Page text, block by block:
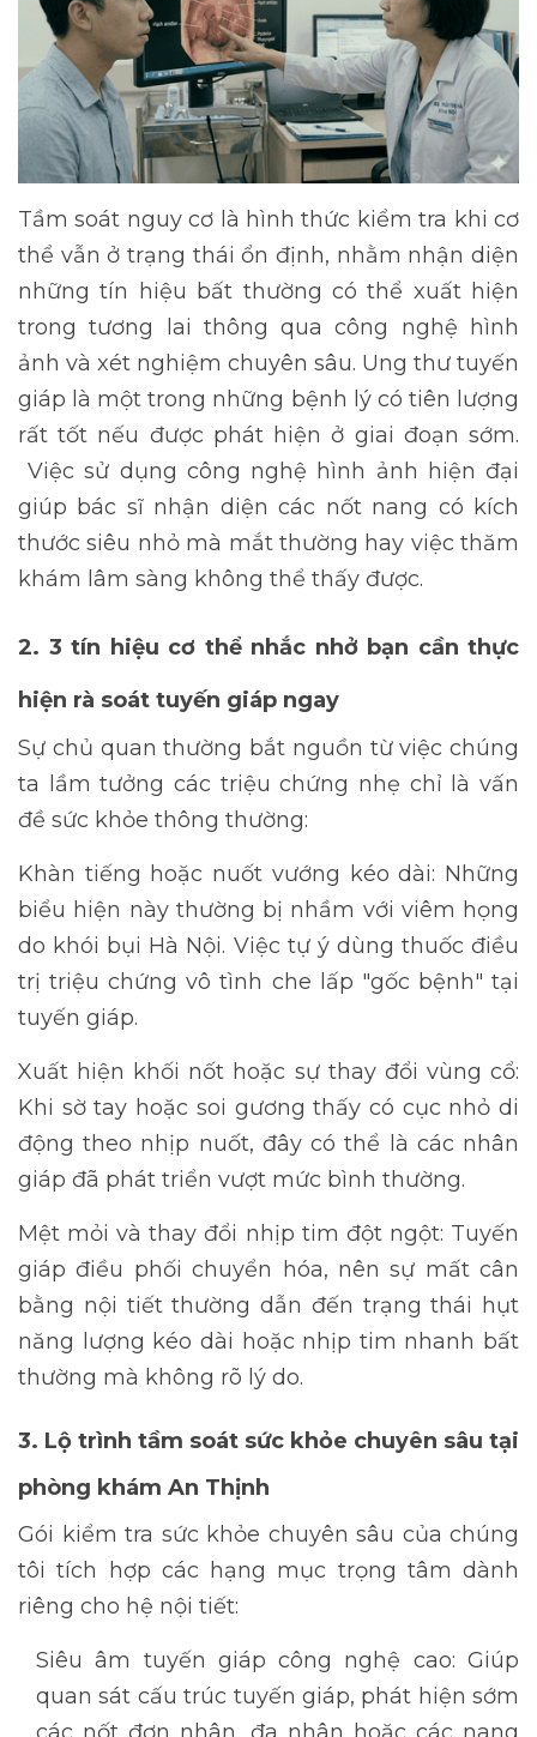
Tầm soát nguy cơ là hình thức kiểm tra khi cơ
thể vẫn ở trạng thái ổn định, nhằm nhận diện
những tín hiệu bất thường có thể xuất hiện
trong tương lai thông qua công nghệ hình
ảnh và xét nghiệm chuyên sâu. Ung thư tuyến
giáp là một trong những bệnh lý có tiên lượng
rất tốt nếu được phát hiện ở giai đoạn sớm.
Việc sử dụng công nghệ hình ảnh hiện đại
giúp bác sĩ nhận diện các nốt nang có kích
thước siêu nhỏ mà mắt thường hay việc thăm
khám lâm sàng không thể thấy được.
2. 3 tín hiệu cơ thể nhắc nhở bạn cần thực
hiện rà soát tuyến giáp ngay
Sự chủ quan thường bắt nguồn từ việc chúng
ta lầm tưởng các triệu chứng nhẹ chỉ là vấn
đề sức khỏe thông thường:
Khàn tiếng hoặc nuốt vướng kéo dài: Những
biểu hiện này thường bị nhầm với viêm họng
do khói bụi Hà Nội. Việc tự ý dùng thuốc điều
trị triệu chứng vô tình che lấp "gốc bệnh" tại
tuyến giáp.
Xuất hiện khối nốt hoặc sự thay đổi vùng cổ:
Khi sờ tay hoặc soi gương thấy có cục nhỏ di
động theo nhịp nuốt, đây có thể là các nhân
giáp đã phát triển vượt mức bình thường.
Mệt mỏi và thay đổi nhịp tim đột ngột: Tuyến
giáp điều phối chuyển hóa, nên sự mất cân
bằng nội tiết thường dẫn đến trạng thái hụt
năng lượng kéo dài hoặc nhịp tim nhanh bất
thường mà không rõ lý do.
3. Lộ trình tầm soát sức khỏe chuyên sâu tại
phòng khám An Thịnh
Gói kiểm tra sức khỏe chuyên sâu của chúng
tôi tích hợp các hạng mục trọng tâm dành
riêng cho hệ nội tiết:
Siêu âm tuyến giáp công nghệ cao: Giúp
quan sát cấu trúc tuyến giáp, phát hiện sớm